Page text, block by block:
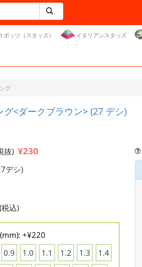
ポッツ（スタッズ） イタリアンスタッズ
グ
<ダークブラウン> (27 デシ)
抜) ¥230
デシ)
(税込)
+¥220
0.9 1.0 1.1 1.2 1.3
1.4